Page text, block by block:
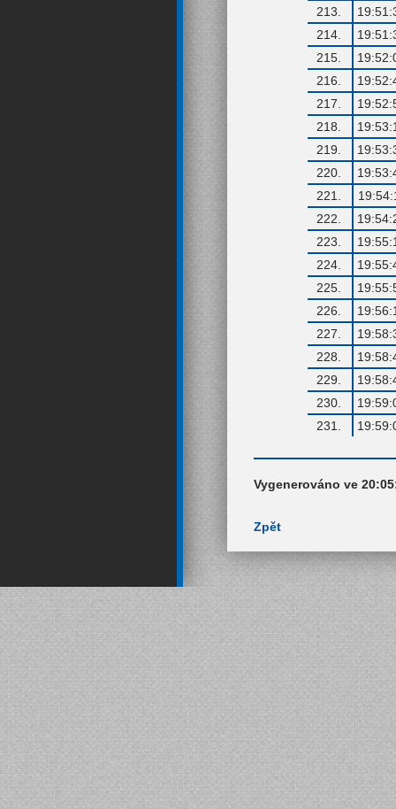
213.
214.
215.
216.
217.
218.
219.
220.
221.
222.
223.
224.
225.
226.
227.
228.
229.
230.
231.
Vygenerováno ve
Zpět